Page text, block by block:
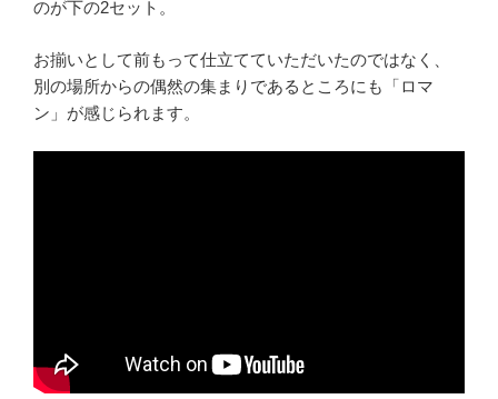
のが下の2セット。
お揃いとして前もって仕立てていただいたのではなく、
別の場所からの偶然の集まりであるところにも「ロマ
ン」が感じられます。